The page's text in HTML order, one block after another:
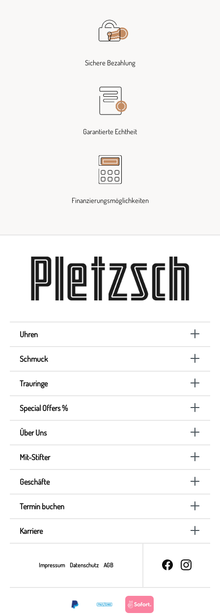
Sichere Bezahlung
Garantierte Echtheit
Finanzierungsmöglichkeiten
Uhren
Schmuck
Trauringe
Special Offers %
Über Uns
Mit-Stifter
Geschäfte
Termin buchen
Karriere
Impressum Datenschutz AGB